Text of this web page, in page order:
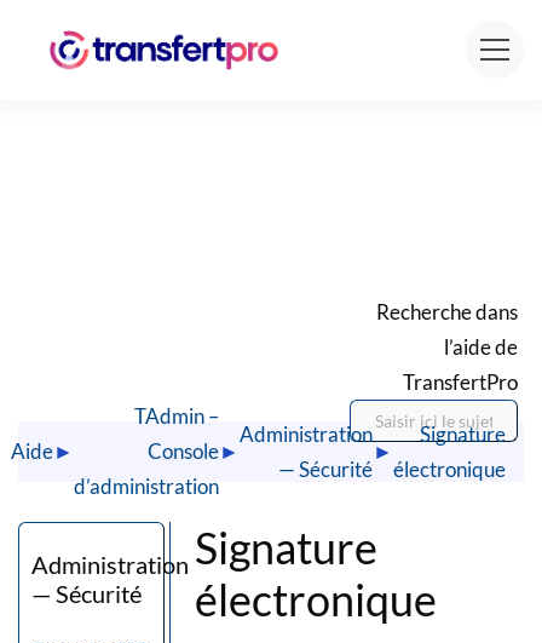
Recherche dans
l’aide de
TransfertPro
Aide►
TAdmin –
Console
d’administration
►
Administration
— Sécurité
►
Signature
électronique
Administration
— Sécurité
Signature
électronique